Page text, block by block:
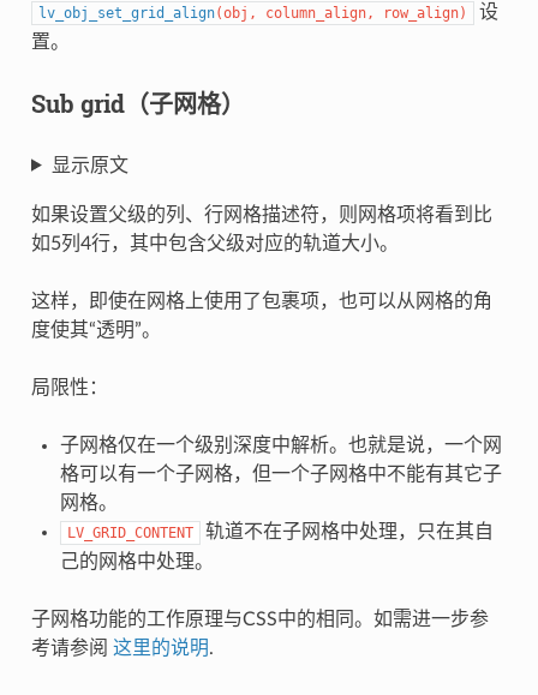
lv_obj_set_grid_align(obj , column_align, row_align)
设
置。
Sub grid（子网格）
显示原文
如果设置父级的列、行网格描述符，则网格项将看到比
如5列4行，其中包含父级对应的轨道大小。
这样，即使在网格上使用了包裹项，也可以从网格的角
度使其“透明”。
局限性：
子网格仅在一个级别深度中解析。也就是说，一个网
格可以有一个子网格，但一个子网格中不能有其它子
网格。
LV_GRID_CONTENT
轨道不在子网格中处理，只在其自
己的网格中处理。
子网格功能的工作原理与CSS中的相同。如需进一步参
考请参阅 这里的说明.